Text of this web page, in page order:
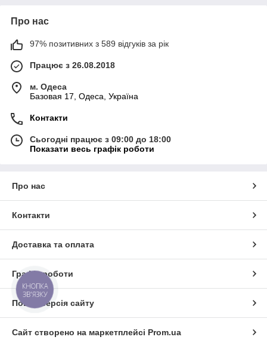
Про нас
97% позитивних з 589 відгуків за рік
Працює з 26.08.2018
м. Одеса
Базовая 17, Одеса, Україна
Контакти
Сьогодні працює з 09:00 до 18:00
Показати весь графік роботи
Про нас
Контакти
Доставка та оплата
Графік роботи
Повна версія сайту
Сайт створено на маркетплейсі Prom.ua
КНОПКА
ЗВ'ЯЗКУ